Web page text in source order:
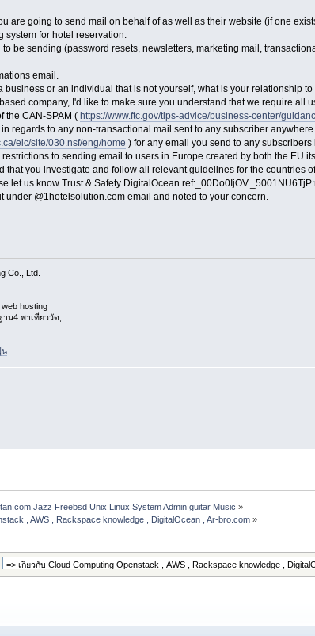
are going to send mail on behalf of as well as their website (if one
system for hotel reservation.
be sending (password resets, newsletters, marketing mail,
email.
business or an individual that is not yourself, what is your relationship
company, I'd like to make sure you understand that we require all
the CAN-SPAM ( https://www.ftc.gov/tips-advice/business-center/
regards to any non-transactional mail sent to any subscriber anywhere
eic/site/030.nsf/eng/home ) for any email you send to any subscribers
to sending email to users in Europe created by both the EU
that you investigate and follow all relevant guidelines for the countries
let us know Trust & Safety DigitalOcean
under @1hotelsolution.com email and noted to your concern.
Co., Ltd.
hosting
น4 พาเที่ยววัด,
น
Jazz Freebsd Unix Linux System Admin guitar Music »
, AWS , Rackspace knowledge , DigitalOcean , Ar-bro.com»